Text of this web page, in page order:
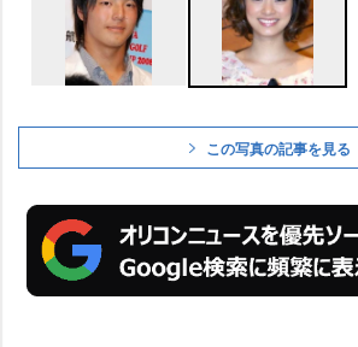
この写真の記事を見る